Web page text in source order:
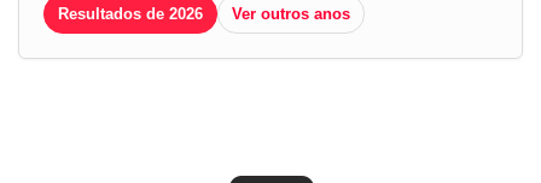
Resultados de 2026 Ver outros anos